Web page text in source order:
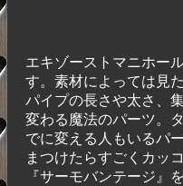
エキゾーストマニホー
す。素材によっては見
パイプの長さや太さ、
変わる魔法のパーツ。
でに変える人もいるパ
まつけたらすごくカッ
『サーモバンテージ』